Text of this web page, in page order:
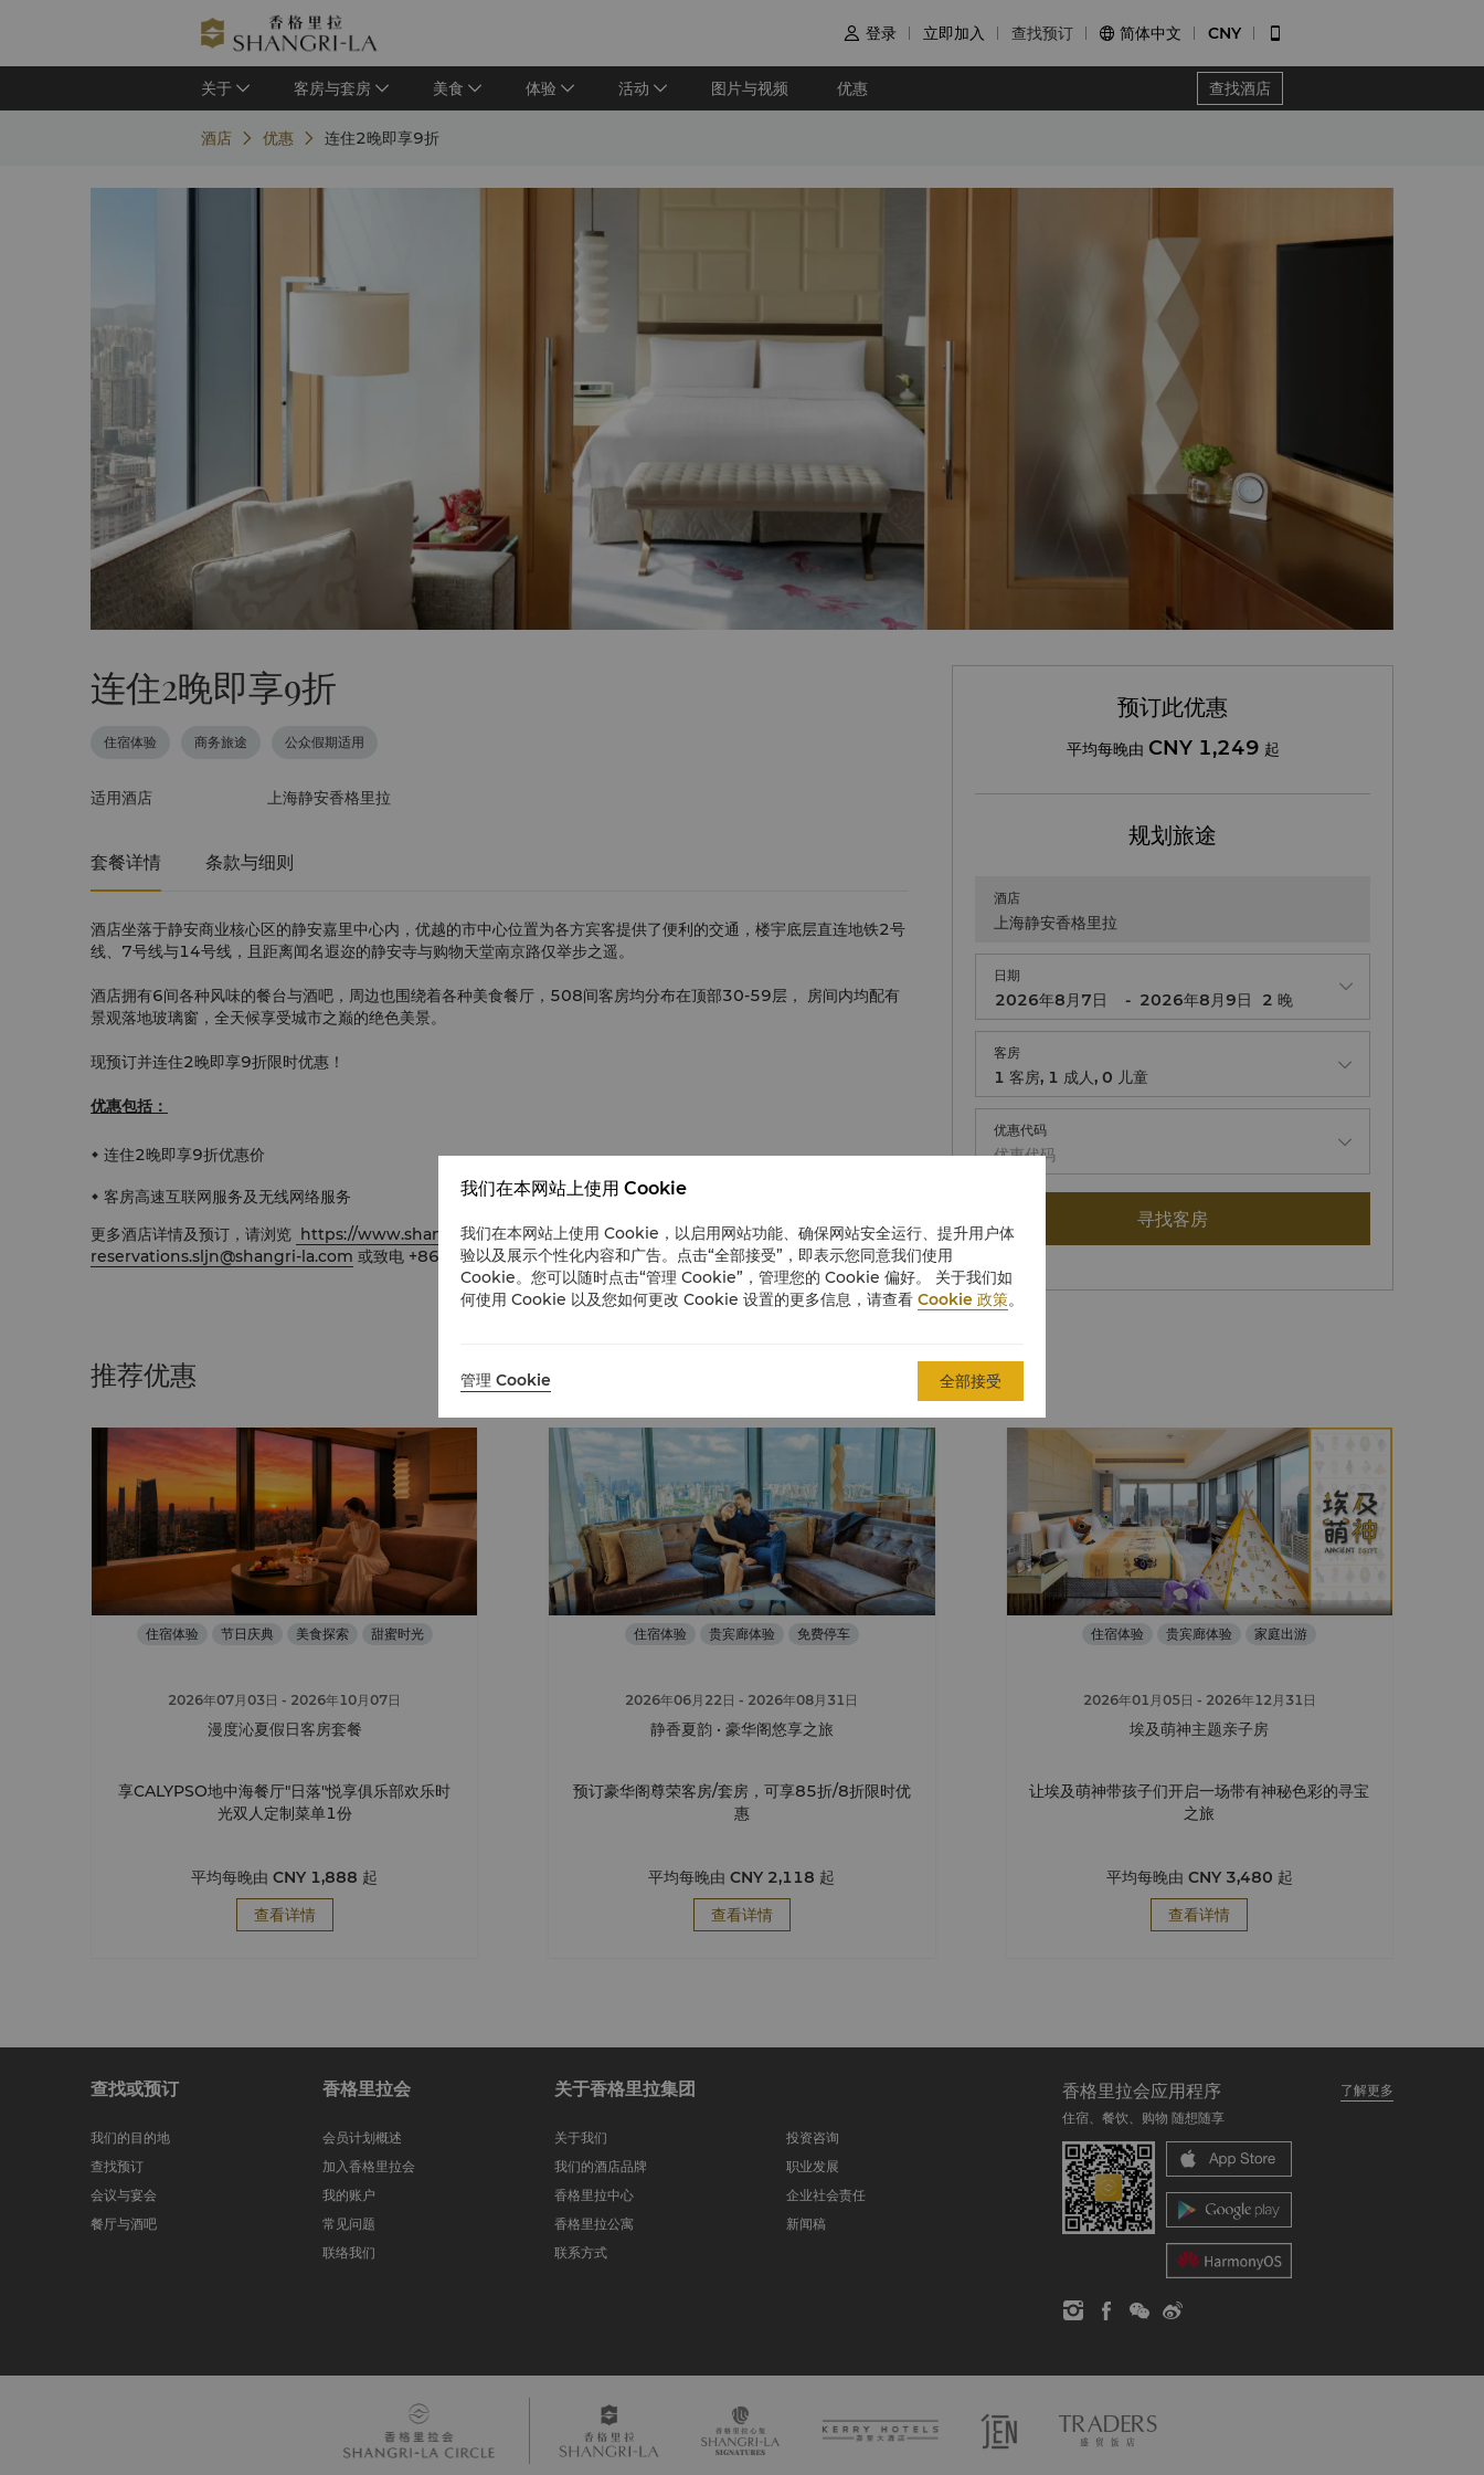
 登录 立即加入 查找预订  简体中文 CNY 
关于 客房与套房 美食 体验 活动 图片与视频 优惠 查找酒店
酒店 优惠 连住2晚即享9折
连住2晚即享9折
住宿体验 商务旅途 公众假期适用
适用酒店 上海静安香格里拉
套餐详情 条款与细则
酒店坐落于静安商业核心区的静安嘉里中心内，优越的市中心位置为各方宾客提供了便利的交通，楼宇底层直连地铁2号
线、7号线与14号线，且距离闻名遐迩的静安寺与购物天堂南京路仅举步之遥。
酒店拥有6间各种风味的餐台与酒吧，周边也围绕着各种美食餐厅，508间客房均分布在顶部30-59层， 房间内均配有
景观落地玻璃窗，全天候享受城市之巅的绝色美景。
现预订并连住2晚即享9折限时优惠！
优惠包括：
连住2晚即享9折优惠价
客房高速互联网服务及无线网络服务
更多酒店详情及预订，请浏览 https://www.shangri-la.com/shanghai/jinganshangrila/，发送邮件至
reservations.sljn@shangri-la.com 或致电 +8621 2203 8866.
预订此优惠
平均每晚由 CNY 1,249 起
规划旅途
酒店
上海静安香格里拉
日期
- 2 晚
客房
1 客房, 1 成人, 0 儿童
优惠代码
优惠代码
寻找客房
推荐优惠
住宿体验 节日庆典 美食探索 甜蜜时光
2026年07月03日 - 2026年10月07日
漫度沁夏假日客房套餐
享CALYPSO地中海餐厅"日落"悦享俱乐部欢乐时
光双人定制菜单1份
平均每晚由CNY 1,888 起
查看详情
住宿体验 贵宾廊体验 免费停车
2026年06月22日 - 2026年08月31日
静香夏韵 · 豪华阁悠享之旅
预订豪华阁尊荣客房/套房，可享85折/8折限时优
惠
平均每晚由CNY 2,118 起
查看详情
住宿体验 贵宾廊体验 家庭出游
2026年01月05日 - 2026年12月31日
埃及萌神主题亲子房
让埃及萌神带孩子们开启一场带有神秘色彩的寻宝
之旅
平均每晚由 CNY 3,480 起
查看详情
查找或预订
我们的目的地
查找预订
会议与宴会
餐厅与酒吧
香格里拉会
会员计划概述
加入香格里拉会
我的账户
常见问题
联络我们
关于香格里拉集团
关于我们
我们的酒店品牌
香格里拉中心
香格里拉公寓
联系方式
投资咨询
职业发展
企业社会责任
新闻稿
香格里拉会应用程序
了解更多
住宿、餐饮、购物 随想随享
我们在本网站上使用 Cookie
我们在本网站上使用 Cookie，以启用网站功能、确保网站安全运行、提升用户体
验以及展示个性化内容和广告。点击“全部接受”，即表示您同意我们使用
Cookie。您可以随时点击“管理 Cookie”，管理您的 Cookie 偏好。 关于我们如
何使用 Cookie 以及您如何更改 Cookie 设置的更多信息，请查看 Cookie 政策。
管理 Cookie 全部接受